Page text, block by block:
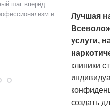
шаг вперёд.
и
поддержку.
Лучшая
услуги,
клиники
создать